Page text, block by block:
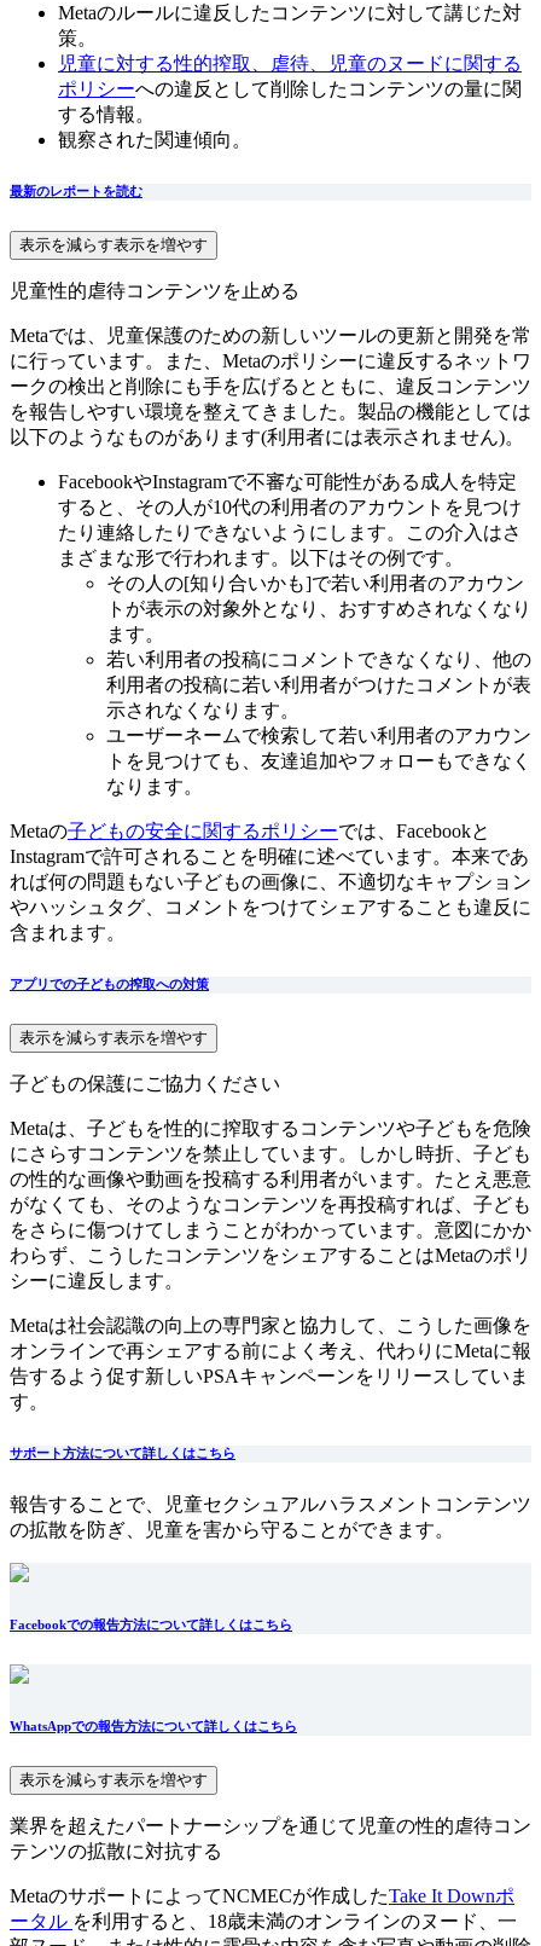
Metaのルールに違反したコンテンツに対して講じた対
策。
児童に対する性的搾取、虐待、児童のヌードに関する
ポリシーへの違反として削除したコンテンツの量に関
する情報。
観察された関連傾向。
最新のレポートを読む
表示を減らす表示を増やす
児童性的虐待コンテンツを止める
Metaでは、児童保護のための新しいツールの更新と開発を常
に行っています。また、Metaのポリシーに違反するネットワ
ークの検出と削除にも手を広げるとともに、違反コンテンツ
を報告しやすい環境を整えてきました。製品の機能としては
以下のようなものがあります(利用者には表示されません)。
FacebookやInstagramで不審な可能性がある成人を特定
すると、その人が10代の利用者のアカウントを見つけ
たり連絡したりできないようにします。この介入はさ
まざまな形で行われます。以下はその例です。
その人の[知り合いかも]で若い利用者のアカウン
トが表示の対象外となり、おすすめされなくなり
ます。
若い利用者の投稿にコメントできなくなり、他の
利用者の投稿に若い利用者がつけたコメントが表
示されなくなります。
ユーザーネームで検索して若い利用者のアカウン
トを見つけても、友達追加やフォローもできなく
なります。
Metaの子どもの安全に関するポリシーでは、Facebookと
Instagramで許可されることを明確に述べています。本来であ
れば何の問題もない子どもの画像に、不適切なキャプション
やハッシュタグ、コメントをつけてシェアすることも違反に
含まれます。
アプリでの子どもの搾取への対策
表示を減らす表示を増やす
子どもの保護にご協力ください
Metaは、子どもを性的に搾取するコンテンツや子どもを危険
にさらすコンテンツを禁止しています。しかし時折、子ども
の性的な画像や動画を投稿する利用者がいます。たとえ悪意
がなくても、そのようなコンテンツを再投稿すれば、子ども
をさらに傷つけてしまうことがわかっています。意図にかか
わらず、こうしたコンテンツをシェアすることはMetaのポリ
シーに違反します。
Metaは社会認識の向上の専門家と協力して、こうした画像を
オンラインで再シェアする前によく考え、代わりにMetaに報
告するよう促す新しいPSAキャンペーンをリリースしていま
す。
サポート方法について詳しくはこちら
報告することで、児童セクシュアルハラスメントコンテンツ
の拡散を防ぎ、児童を害から守ることができます。
Facebookでの報告方法について詳しくはこちら
WhatsAppでの報告方法について詳しくはこちら
表示を減らす表示を増やす
業界を超えたパートナーシップを通じて児童の性的虐待コン
テンツの拡散に対抗する
MetaのサポートによってNCMECが作成したTake It Downポ
ータル を利用すると、18歳未満のオンラインのヌード、一